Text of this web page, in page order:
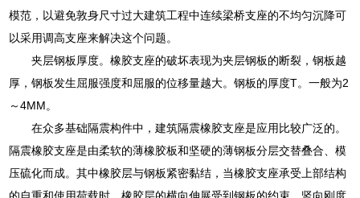
模范，以避免敦身尺寸过大建筑工程中连续梁桥支座的不均匀沉降可
以采用调高支座来解决这个问题。
夹层钢板厚度。橡胶支座的破坏表现为夹层钢板的断裂，钢板越
厚，钢板发生屈服强度和屈服的位移量越大。钢板的厚度T。一般为2
～4MM。
在众多基础隔震构件中，建筑隔震橡胶支座是应用比较广泛的。
隔震橡胶支座是由柔软的薄橡胶板和坚硬的薄钢板分层交替叠合、模
压硫化而成。其中橡胶层与钢板紧密黏结，当橡胶支座承受上部结构
的自重和使用荷载时，橡胶层的横向伸展受到钢板的约束，竖向刚度